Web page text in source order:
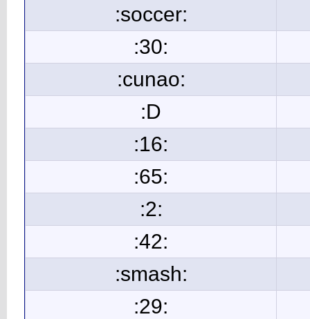
:soccer:
:30:
:cunao:
:D
:16:
:65:
:2:
:42:
:smash:
:29: